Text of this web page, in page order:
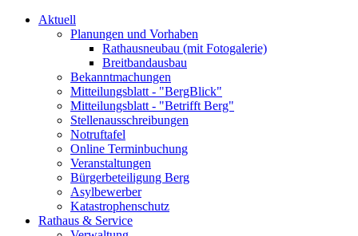
Aktuell
Planungen und Vorhaben
Rathausneubau (mit Fotogalerie)
Breitbandausbau
Bekanntmachungen
Mitteilungsblatt - "BergBlick"
Mitteilungsblatt - "Betrifft Berg"
Stellenausschreibungen
Notruftafel
Online Terminbuchung
Veranstaltungen
Bürgerbeteiligung Berg
Asylbewerber
Katastrophenschutz
Rathaus & Service